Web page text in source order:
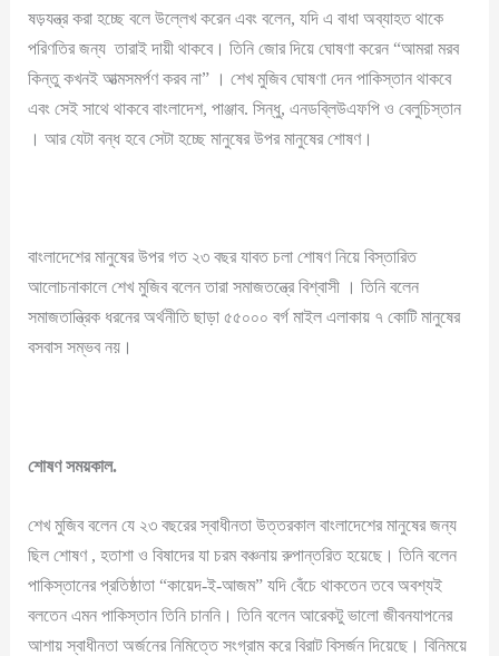
ষড়যন্ত্র করা হচ্ছে বলে উল্লেখ করেন এবং বলেন, যদি এ বাধা অব্যাহত থাকে
পরিণতির জন্য তারাই দায়ী থাকবে। তিনি জোর দিয়ে ঘোষণা করেন “আমরা মরব
কিন্তু কখনই আত্মসমর্পণ করব না” । শেখ মুজিব ঘোষণা দেন পাকিস্তান থাকবে
এবং সেই সাথে থাকবে বাংলাদেশ, পাঞ্জাব. সিন্ধু, এনডব্লিউএফপি ও বেলুচিস্তান
। আর যেটা বন্ধ হবে সেটা হচ্ছে মানুষের উপর মানুষের শোষণ।
বাংলাদেশের মানুষের উপর গত ২৩ বছর যাবত চলা শোষণ নিয়ে বিস্তারিত
আলোচনাকালে শেখ মুজিব বলেন তারা সমাজতন্ত্রে বিশ্বাসী । তিনি বলেন
সমাজতান্ত্রিক ধরনের অর্থনীতি ছাড়া ৫৫০০০ বর্গ মাইল এলাকায় ৭ কোটি মানুষের
বসবাস সম্ভব নয়।
শোষণ সময়কাল.
শেখ মুজিব বলেন যে ২৩ বছরের স্বাধীনতা উত্তরকাল বাংলাদেশের মানুষের জন্য
ছিল শোষণ , হতাশা ও বিষাদের যা চরম বঞ্চনায় রুপান্তরিত হয়েছে। তিনি বলেন
পাকিস্তানের প্রতিষ্ঠাতা “কায়েদ-ই-আজম” যদি বেঁচে থাকতেন তবে অবশ্যই
বলতেন এমন পাকিস্তান তিনি চাননি। তিনি বলেন আরেকটু ভালো জীবনযাপনের
আশায় স্বাধীনতা অর্জনের নিমিত্তে সংগ্রাম করে বিরাট বিসর্জন দিয়েছে। বিনিময়ে